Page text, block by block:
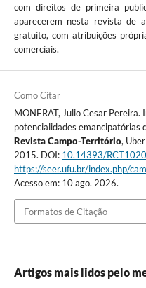
com direitos de primeira
aparecerem nesta revista de
gratuito, com atribuições
comerciais.
Como Citar
MONERAT, Julio Cesar
potencialidades emancipatórias
Revista Campo-Território,
2015. DOI: 10.14393/
https://seer.ufu.br/index.php/
Acesso em: 10 ago. 2026.
Formatos de Citação
Artigos mais lidos pelo